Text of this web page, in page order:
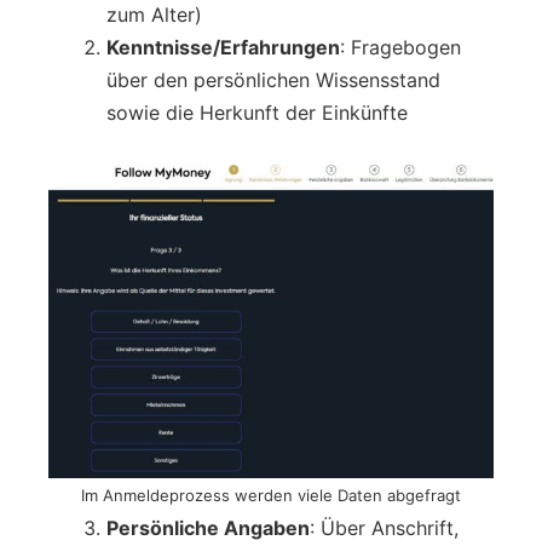
zum Alter)
Kenntnisse/Erfahrungen: Fragebogen
über den persönlichen Wissensstand
sowie die Herkunft der Einkünfte
Im Anmeldeprozess werden viele Daten abgefragt
Persönliche Angaben: Über Anschrift,